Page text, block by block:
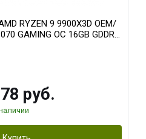
RYZEN 9 9900X3D OEM/
GAMING OC 16GB GDDR6
руб.